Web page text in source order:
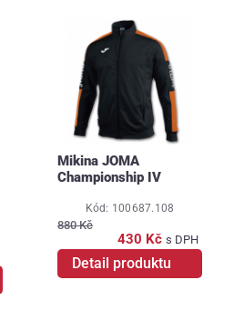
Mikina JOMA
Championship IV
Kód: 100687.108
880 Kč
430 Kč s DPH
Detail produktu